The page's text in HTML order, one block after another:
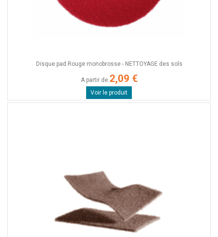
Disque pad Rouge monobrosse - NETTOYAGE des sols
A partir de 2,09 €
Voir le produit